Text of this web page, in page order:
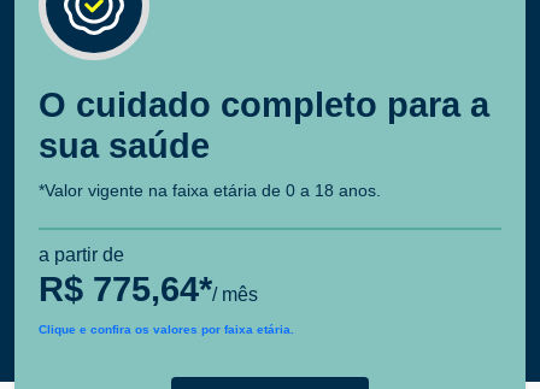
O cuidado completo para a
sua saúde
*Valor vigente na faixa etária de 0 a 18 anos.
a partir de
R$ 775,64*/ mês
Clique e confira os valores por faixa etária.